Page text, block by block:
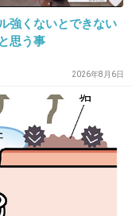
ロにお願いしよう
。
強くないとできない
思う事
2026年8月6日